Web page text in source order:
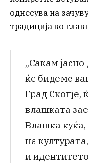
однесува на
традиција во
„Сакам
ќе бидеме
Град Скопје,
влашката
Влашка
на
и